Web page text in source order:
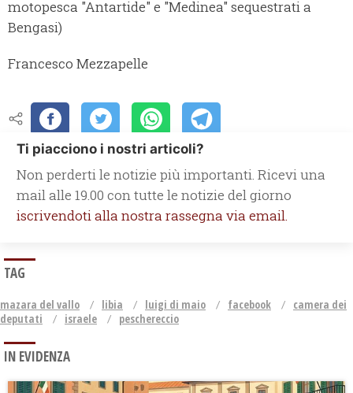
motopesca "Antartide" e "Medinea" sequestrati a
Bengasi)
Francesco Mezzapelle
Ti piacciono i nostri articoli?
Non perderti le notizie più importanti. Ricevi una
mail alle 19.00 con tutte le notizie del giorno
iscrivendoti alla nostra rassegna via email.
TAG
mazara del vallo libia luigi di maio facebook
camera dei
deputati
israele peschereccio
IN EVIDENZA